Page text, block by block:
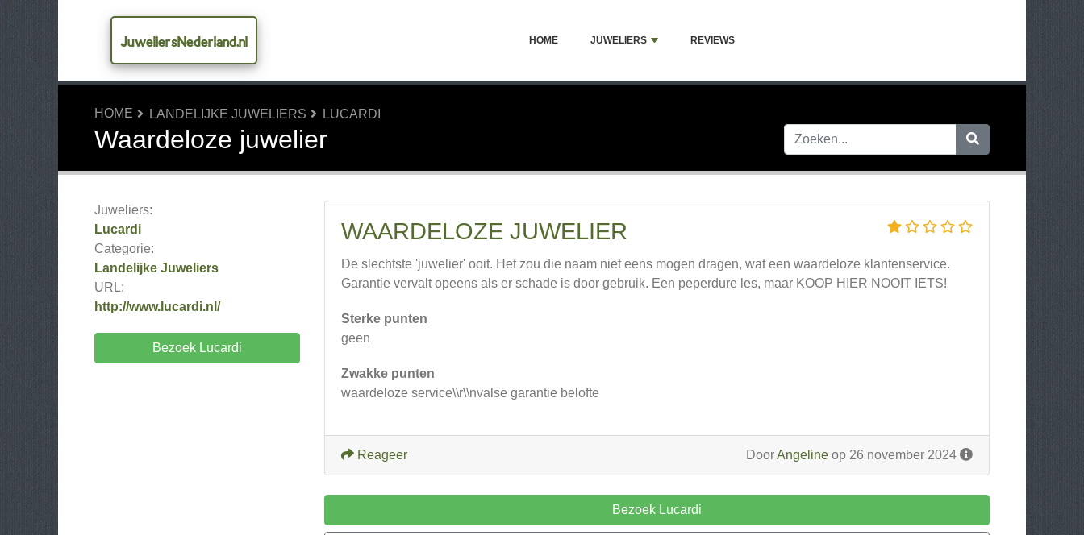
JuweliersNederland.nl HOME JUWELIERS REVIEWS
HOME LANDELIJKE JUWELIERS LUCARDI
Waardeloze juwelier
Juweliers:
Lucardi
Categorie:
Landelijke Juweliers
URL:
http://www.lucardi.nl/
Bezoek Lucardi
WAARDELOZE JUWELIER
De slechtste 'juwelier' ooit. Het zou die naam niet eens mogen dragen, wat een waardeloze klantenservice.
Garantie vervalt opeens als er schade is door gebruik. Een peperdure les, maar KOOP HIER NOOIT IETS!
Sterke punten
geen
Zwakke punten
waardeloze service\\r\\nvalse garantie belofte
DoorAngeline op 26 november 2024
Reageer
Bezoek Lucardi